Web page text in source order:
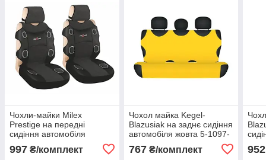
Чохли-майки Milex
Prestige на передні
сидіння автомобіля
P72544/1
997 ₴/комплект
Чохол майка Kegel-
Blazusiak на заднє сидіння
автомобіля жовта 5-1097-
767₴/комплект 952